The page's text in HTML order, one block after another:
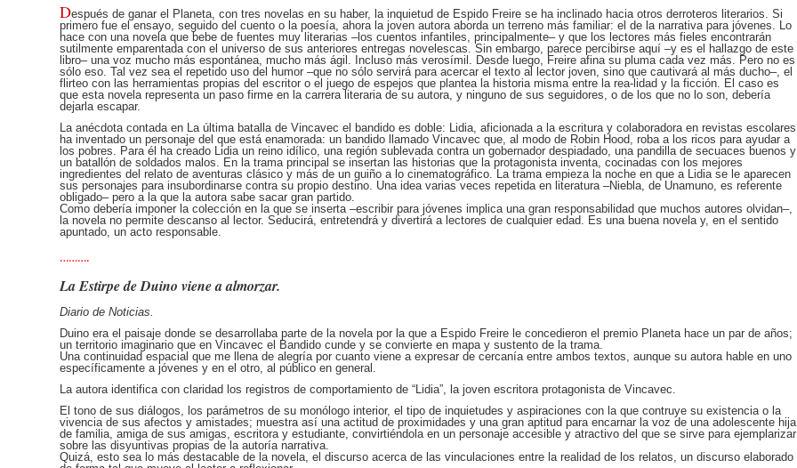
Después de ganar el Planeta, con tres novelas en su haber, la inquietud de Espido Freire se ha inclinado hacia otros derroteros literarios. Si
primero fue el ensayo, seguido del cuento o la poesía, ahora la joven autora aborda un terreno más familiar: el de la narrativa para jóvenes. Lo
hace con una novela que bebe de fuentes muy literarias –los cuentos infantiles, principalmente– y que los lectores más fieles encontrarán
sutilmente emparentada con el universo de sus anteriores entregas novelescas. Sin embargo, parece percibirse aquí –y es el hallazgo de este
libro– una voz mucho más espontánea, mucho más ágil. Incluso más verosímil. Desde luego, Freire afina su pluma cada vez más. Pero no es
sólo eso. Tal vez sea el repetido uso del humor –que no sólo servirá para acercar el texto al lector joven, sino que cautivará al más ducho–, el
flirteo con las herramientas propias del escritor o el juego de espejos que plantea la historia misma entre la rea-lidad y la ficción. El caso es
que esta novela representa un paso firme en la carrera literaria de su autora, y ninguno de sus seguidores, o de los que no lo son, debería
dejarla escapar.
La anécdota contada en La última batalla de Vincavec el bandido es doble: Lidia, aficionada a la escritura y colaboradora en revistas
ha inventado un personaje del que está enamorada: un bandido llamado Vincavec que, al modo de Robin Hood, roba a los ricos para ayudar a
los pobres. Para él ha creado Lidia un reino idílico, una región sublevada contra un gobernador despiadado, una pandilla de secuaces buenos y
un batallón de soldados malos. En la trama principal se insertan las historias que la protagonista inventa, cocinadas con los mejores
ingredientes del relato de aventuras clásico y más de un guiño a lo cinematográfico. La trama empieza la noche en que a Lidia se le aparecen
sus personajes para insubordinarse contra su propio destino. Una idea varias veces repetida en literatura –Niebla, de Unamuno, es referente
obligado– pero a la que la autora sabe sacar gran partido.
Como debería imponer la colección en la que se inserta –escribir para jóvenes implica una gran responsabilidad que muchos autores olvidan–,
la novela no permite descanso al lector. Seducirá, entretendrá y divertirá a lectores de cualquier edad. Es una buena novela y, en el sentido
apuntado, un acto responsable.
……….
La Estirpe de Duino viene a almorzar.
Diario de Noticias.
Duino era el paisaje donde se desarrollaba parte de la novela por la que a Espido Freire le concedieron el premio Planeta hace un par de años;
un territorio imaginario que en Vincavec el Bandido cunde y se convierte en mapa y sustento de la trama.
Una continuidad espacial que me llena de alegría por cuanto viene a expresar de cercanía entre ambos textos, aunque su autora hable en uno
específicamente a jóvenes y en el otro, al público en general.
La autora identifica con claridad los registros de comportamiento de “Lidia”, la joven escritora protagonista de Vincavec.
El tono de sus diálogos, los parámetros de su monólogo interior, el tipo de inquietudes y aspiraciones con la que contruye su existencia o la
vivencia de sus afectos y amistades; muestra así una actitud de proximidades y una gran aptitud para encarnar la voz de una adolescente hija
de familia, amiga de sus amigas, escritora y estudiante, convirtiéndola en un personaje accesible y atractivo del que se sirve para ejemplarizar
sobre las disyuntivas propias de la autoría narrativa.
Quizá, esto sea lo más destacable de la novela, el discurso acerca de las vinculaciones entre la realidad de los relatos, un discurso elaborado